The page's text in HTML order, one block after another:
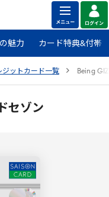
魅力 カード特典&付帯
ジットカード一覧 Being
セゾン